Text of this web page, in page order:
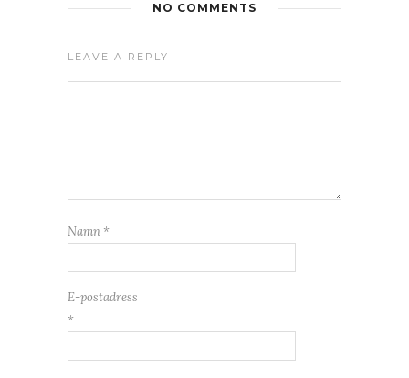
NO COMMENTS
LEAVE A REPLY
Namn *
E-postadress
*